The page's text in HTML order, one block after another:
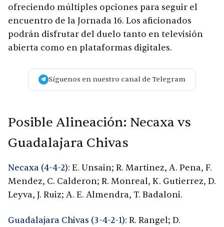
ofreciendo múltiples opciones para seguir el
encuentro de la Jornada 16. Los aficionados
podrán disfrutar del duelo tanto en televisión
abierta como en plataformas digitales.
Síguenos en nuestro canal de Telegram
Posible Alineación: Necaxa vs
Guadalajara Chivas
Necaxa (4-4-2): E. Unsain; R. Martinez, A. Pena, F.
Mendez, C. Calderon; R. Monreal, K. Gutierrez, D.
Leyva, J. Ruiz; A. E. Almendra, T. Badaloni.
Guadalajara Chivas (3-4-2-1): R. Rangel; D.